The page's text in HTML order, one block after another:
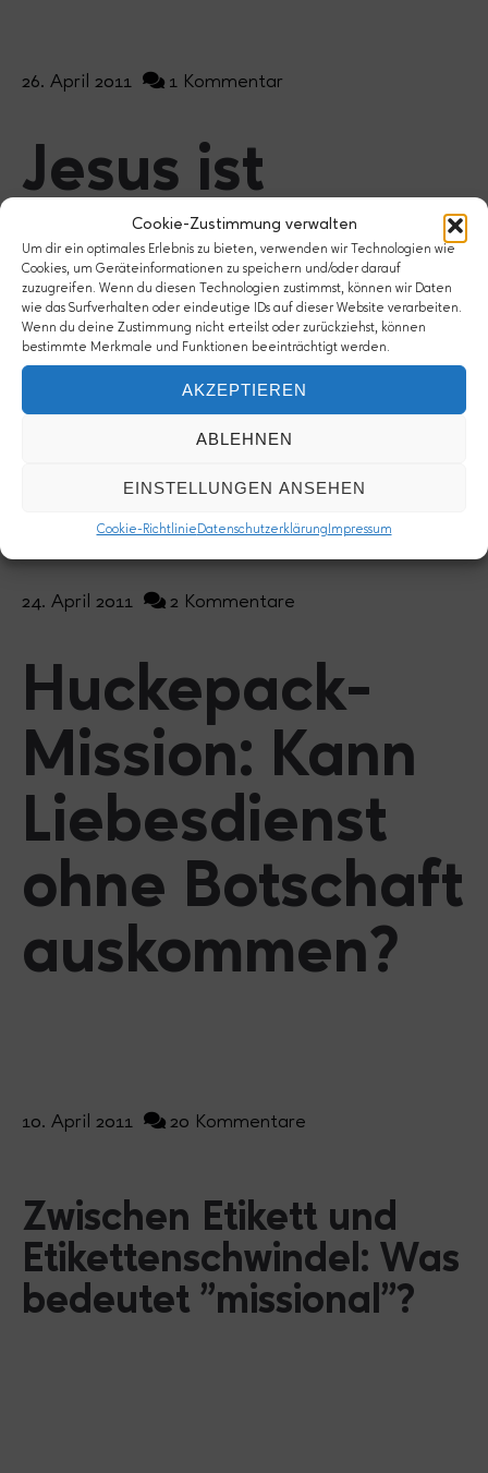
Cookie-Zustimmung verwalten
Um dir ein optimales Erlebnis zu bieten, verwenden wir Technologien wie
Cookies, um Geräteinformationen zu speichern und/oder darauf
zuzugreifen. Wenn du diesen Technologien zustimmst, können wir Daten
wie das Surfverhalten oder eindeutige IDs auf dieser Website verarbeiten.
Wenn du deine Zustimmung nicht erteilst oder zurückziehst, können
bestimmte Merkmale und Funktionen beeinträchtigt werden.
AKZEPTIEREN
ABLEHNEN
EINSTELLUNGEN ANSEHEN
Cookie-Richtlinie Datenschutzerklärung Impressum
26. April 2011 1 Kommentar
Jesus ist
auferstanden:
Ist das wirklich
wahr?
24. April 2011 2 Kommentare
Huckepack-
Mission: Kann
Liebesdienst
ohne Botschaft
auskommen?
10. April 2011 20 Kommentare
Zwischen Etikett und
Etikettenschwindel: Was
bedeutet "missional"?